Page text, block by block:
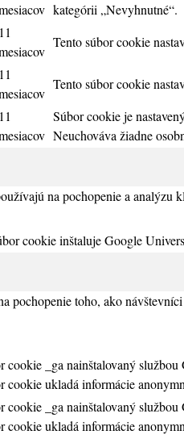
kategórii „Nevyhnutné“.
11
Tento súbor cookie
11
Tento súbor cookie
11
Súbor cookie je
Neuchováva žiadne
na pochopenie a
cookie inštaluje Google
pochopenie toho, ako
cookie _ga nainštalovaný
cookie ukladá informácie
cookie _ga nainštalovaný
cookie ukladá informácie